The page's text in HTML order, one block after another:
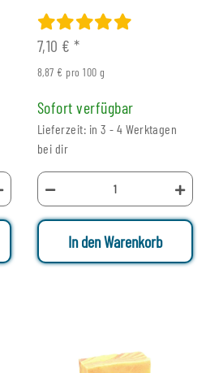
7,10 €*
8,87 € pro 100 g
Sofort verfügbar
Lieferzeit: in 3 - 4 Werktagen
bei dir
In den Warenkorb